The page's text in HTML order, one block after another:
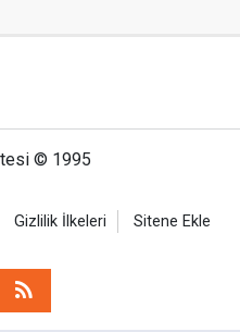
© 1995
Gizlilik İlkeleri Sitene Ekle